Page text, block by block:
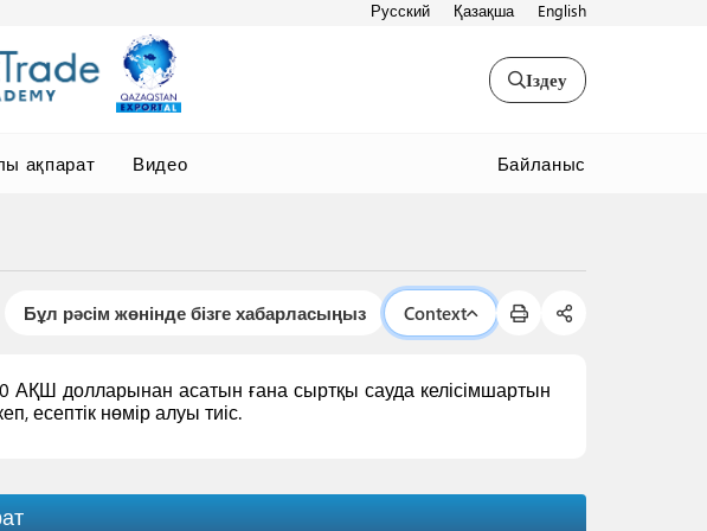
Русский Қазақша English
Іздеу
ақпарат Видео Байланыс
Бұл рәсім жөнінде бізге хабарласыңыз Context
АҚШ долларынан асатын ғана сыртқы сауда келісімшартын
есептік нөмір алуы тиіс.